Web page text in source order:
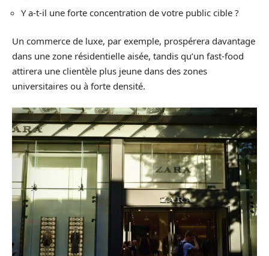
Y a-t-il une forte concentration de votre public cible ?
Un commerce de luxe, par exemple, prospérera davantage
dans une zone résidentielle aisée, tandis qu’un fast-food
attirera une clientèle plus jeune dans des zones
universitaires ou à forte densité.